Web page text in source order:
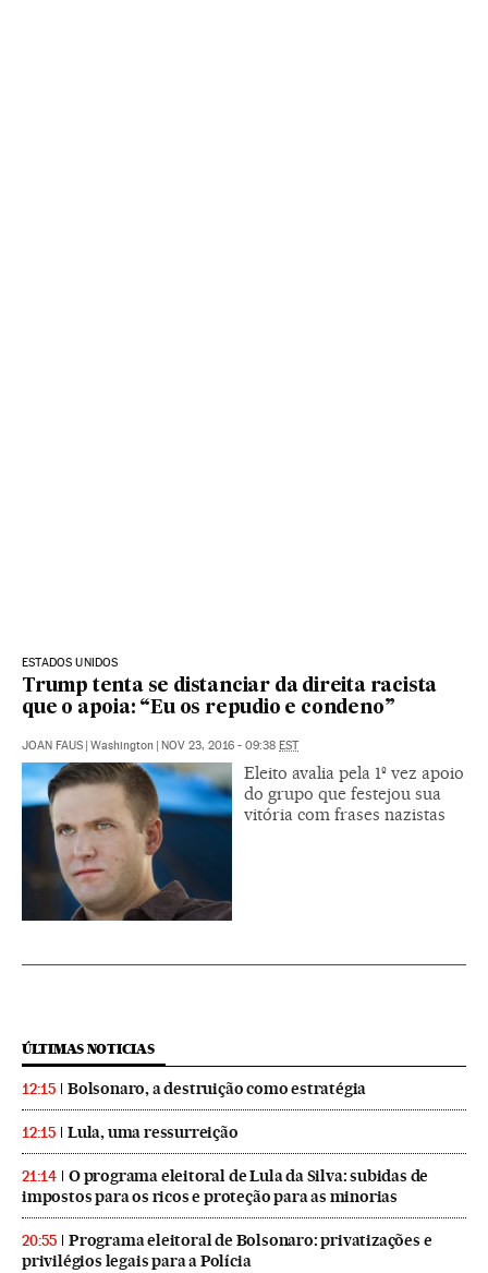
ESTADOS UNIDOS
Trump tenta se distanciar da direita racista
que o apoia: “Eu os repudio e condeno”
JOAN FAUS | Washington | NOV 23, 2016 - 09:38 EST
Eleito avalia pela 1º vez apoio
do grupo que festejou sua
vitória com frases nazistas
ÚLTIMAS NOTICIAS
12:15 Bolsonaro, a destruição como estratégia
12:15 Lula, uma ressurreição
21:14
O programa eleitoral de Lula da Silva: subidas de
impostos para os ricos e proteção para as minorias
20:55
Programa eleitoral de Bolsonaro: privatizações e
privilégios legais para a Polícia